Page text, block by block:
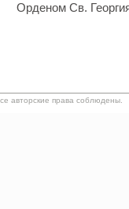
Орденом Св.
авторские права соблюдены.